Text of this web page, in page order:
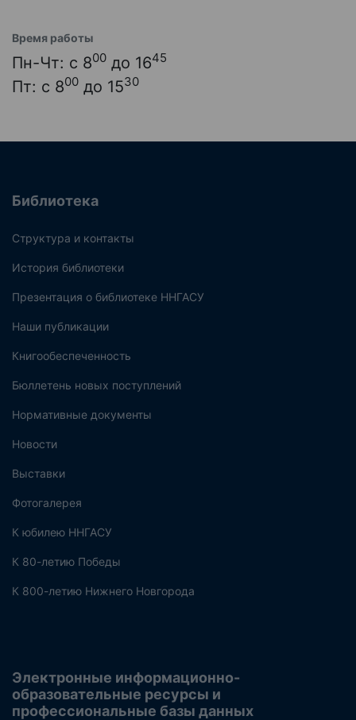
Время работы
Пн-Чт: с 800 до 1645
Пт: с 800 до 1530
Библиотека
Структура и контакты
История библиотеки
Презентация о библиотеке ННГАСУ
Наши публикации
Книгообеспеченность
Бюллетень новых поступлений
Нормативные документы
Новости
Выставки
Фотогалерея
К юбилею ННГАСУ
К 80-летию Победы
К 800-летию Нижнего Новгорода
Электронные информационно-
образовательные ресурсы и
профессиональные базы данных